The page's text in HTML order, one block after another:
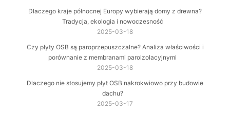
Dlaczego kraje północnej Europy wybierają domy z drewna?
Tradycja, ekologia i nowoczesność
2025-03-18
Czy płyty OSB są paroprzepuszczalne? Analiza właściwości i
porównanie z membranami paroizolacyjnymi
2025-03-18
Dlaczego nie stosujemy płyt OSB nakrokwiowo przy budowie
dachu?
2025-03-17